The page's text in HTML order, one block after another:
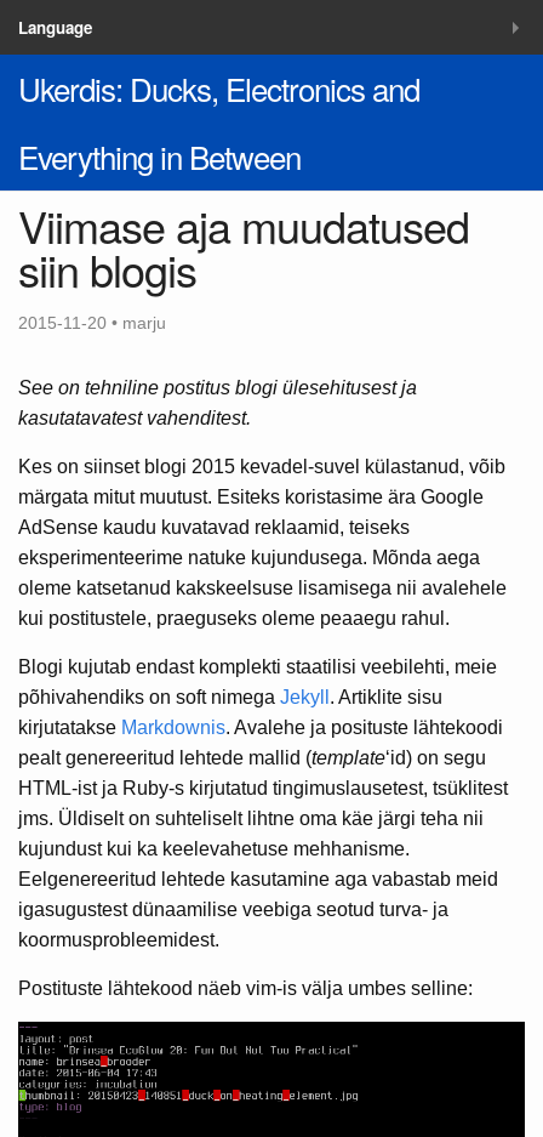
Language
Blogi
Kontakt
Ukerdis: Ducks, Electronics and
Everything in Between
Viimase aja muudatused
siin blogis
2015-11-20 • marju
See on tehniline postitus blogi ülesehitusest ja
kasutatavatest vahenditest.
Kes on siinset blogi 2015 kevadel-suvel külastanud, võib
märgata mitut muutust. Esiteks koristasime ära Google
AdSense kaudu kuvatavad reklaamid, teiseks
eksperimenteerime natuke kujundusega. Mõnda aega
oleme katsetanud kakskeelsuse lisamisega nii avalehele
kui postitustele, praeguseks oleme peaaegu rahul.
Blogi kujutab endast komplekti staatilisi veebilehti, meie
põhivahendiks on soft nimega Jekyll . Artiklite sisu
kirjutatakse Markdownis. Avalehe ja posituste lähtekoodi
pealt genereeritud lehtede mallid (template‘id) on segu
HTML-ist ja Ruby-s kirjutatud tingimuslausetest, tsüklitest
jms. Üldiselt on suhteliselt lihtne oma käe järgi teha nii
kujundust kui ka keelevahetuse mehhanisme.
Eelgenereeritud lehtede kasutamine aga vabastab meid
igasugustest dünaamilise veebiga seotud turva- ja
koormusprobleemidest.
Postituste lähtekood näeb vim-is välja umbes selline: